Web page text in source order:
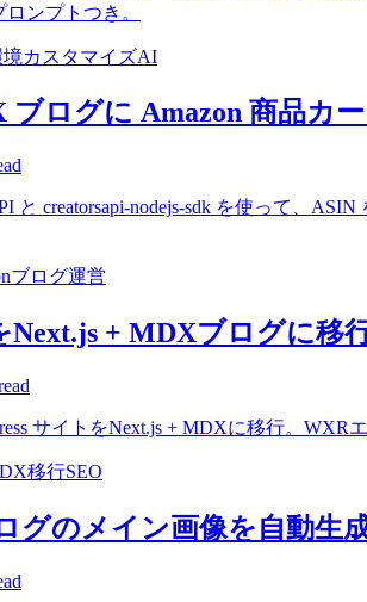
ンプトつき。
カスタマイズAI
ブログに Amazon 商品カ
と creatorsapi-nodejs-sdk を使って、
ブログ運営
Next.js + MDXブログに移
サイトをNext.js + MDXに移行。
移行SEO
グのメイン画像を自動生